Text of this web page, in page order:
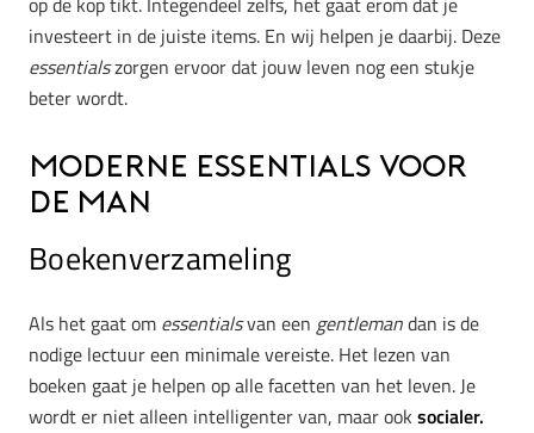
investeert in de juiste items. En wij helpen je daarbij. Deze
essentialszorgen ervoor dat jouw leven nog een stukje
beter wordt.
Moderne essentials voor
de man
Boekenverzameling
Als het gaat om essentialsvan een gentlemandan is de
nodige lectuur een minimale vereiste. Het lezen van
boeken gaat je helpen op alle facetten van het leven. Je
wordt er niet alleen intelligenter van, maar ook socialer.